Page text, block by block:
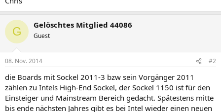
G Gelöschtes Mitglied 44086
Guest
08. Nov. 2014 #2
die Boards mit Sockel 2011-3 bzw sein Vorgänger 2011
zählen zu Intels High-End Sockel, der Sockel 1150 ist für den
Einsteiger und Mainstream Bereich gedacht. Spätestens mitte
bis ende nächsten Jahres gibt es bei Intel wieder einen neuen